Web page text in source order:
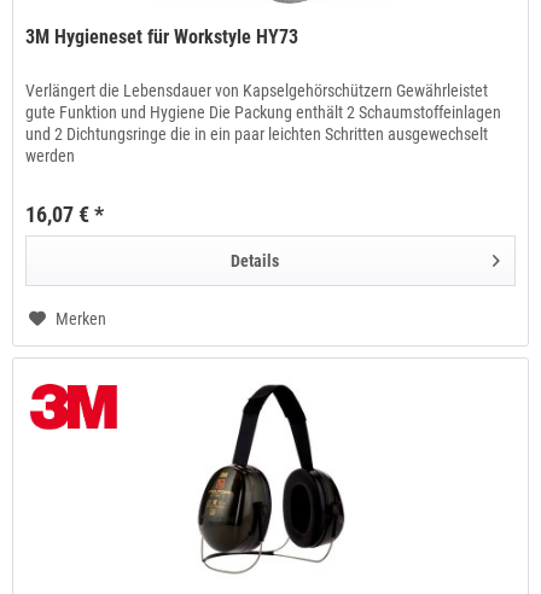
3M Hygieneset für Workstyle HY73
Verlängert die Lebensdauer von Kapselgehörschützern Gewährleistet
gute Funktion und Hygiene Die Packung enthält 2 Schaumstoffeinlagen
und 2 Dichtungsringe die in ein paar leichten Schritten ausgewechselt
werden
16,07 € *
Details
Merken